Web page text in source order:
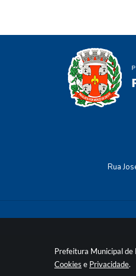
Prefeitura Municipal de
Cookies e Privacidade.
Rua